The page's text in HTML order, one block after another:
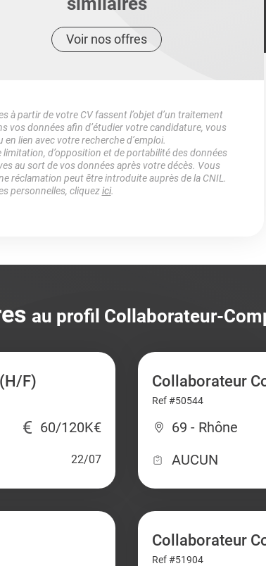
Voir nos offres
à partir de votre CV fassent l’objet d’un traitement
vos données afin d’étudier votre candidature, vous
lien avec votre recherche d’emploi.
limitation, d’opposition et de portabilité des données
au sort de vos données après votre décès. Vous
réclamation peut être introduite auprès de la CNIL.
personnelles, cliquezici.
au profil Collaborateur-
F)
60/120K€
22/07
Collaborateur
Ref #50544
69 - Rhône
AUCUN
Collaborateur
Ref #51904